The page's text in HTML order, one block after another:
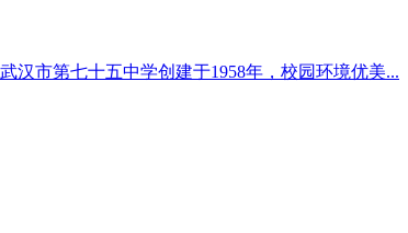
汉市第七十五中学创建于1958年，校园环境优美...